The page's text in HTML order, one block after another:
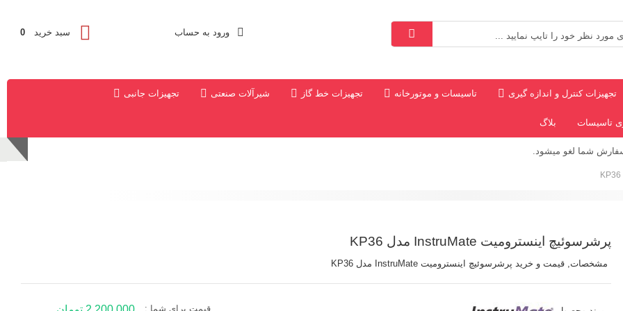
ورود به حساب سبد خرید 0
تجهیزات کنترل و اندازه گیری تاسیسات و موتورخانه تجهیزات خط گاز شیرآلات صنعتی تجهیزات جانبی
تاسیسات بلاگ
شما لغو میشود.
پرشرسوئیچ اینسترومیت InstruMate مدل KP36
مشخصات, قیمت و خرید پرشرسوئیچ اینسترومیت InstruMate مدل KP36
قیمت برای شما :